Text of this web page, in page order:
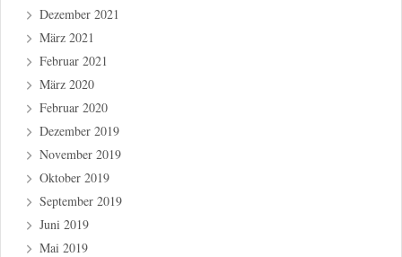
Dezember 2021
März 2021
Februar 2021
März 2020
Februar 2020
Dezember 2019
November 2019
Oktober 2019
September 2019
Juni 2019
Mai 2019